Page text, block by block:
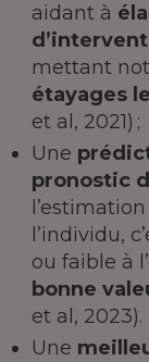
aidant à
mettant
étayages
et al, 2021) ;
Une
pronostic
l’individu,
ou faible à
bonne
et al, 2023).
Une